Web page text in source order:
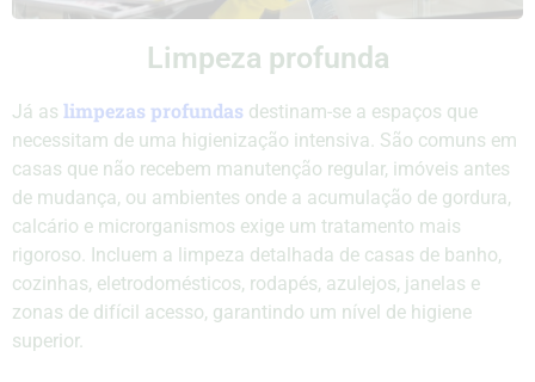
Limpeza profunda
Já as limpezas profundas destinam-se a espaços que
necessitam de uma higienização intensiva. São comuns em
casas que não recebem manutenção regular, imóveis antes
de mudança, ou ambientes onde a acumulação de gordura,
calcário e microrganismos exige um tratamento mais
rigoroso. Incluem a limpeza detalhada de casas de banho,
cozinhas, eletrodomésticos, rodapés, azulejos, janelas e
zonas de difícil acesso, garantindo um nível de higiene
superior.